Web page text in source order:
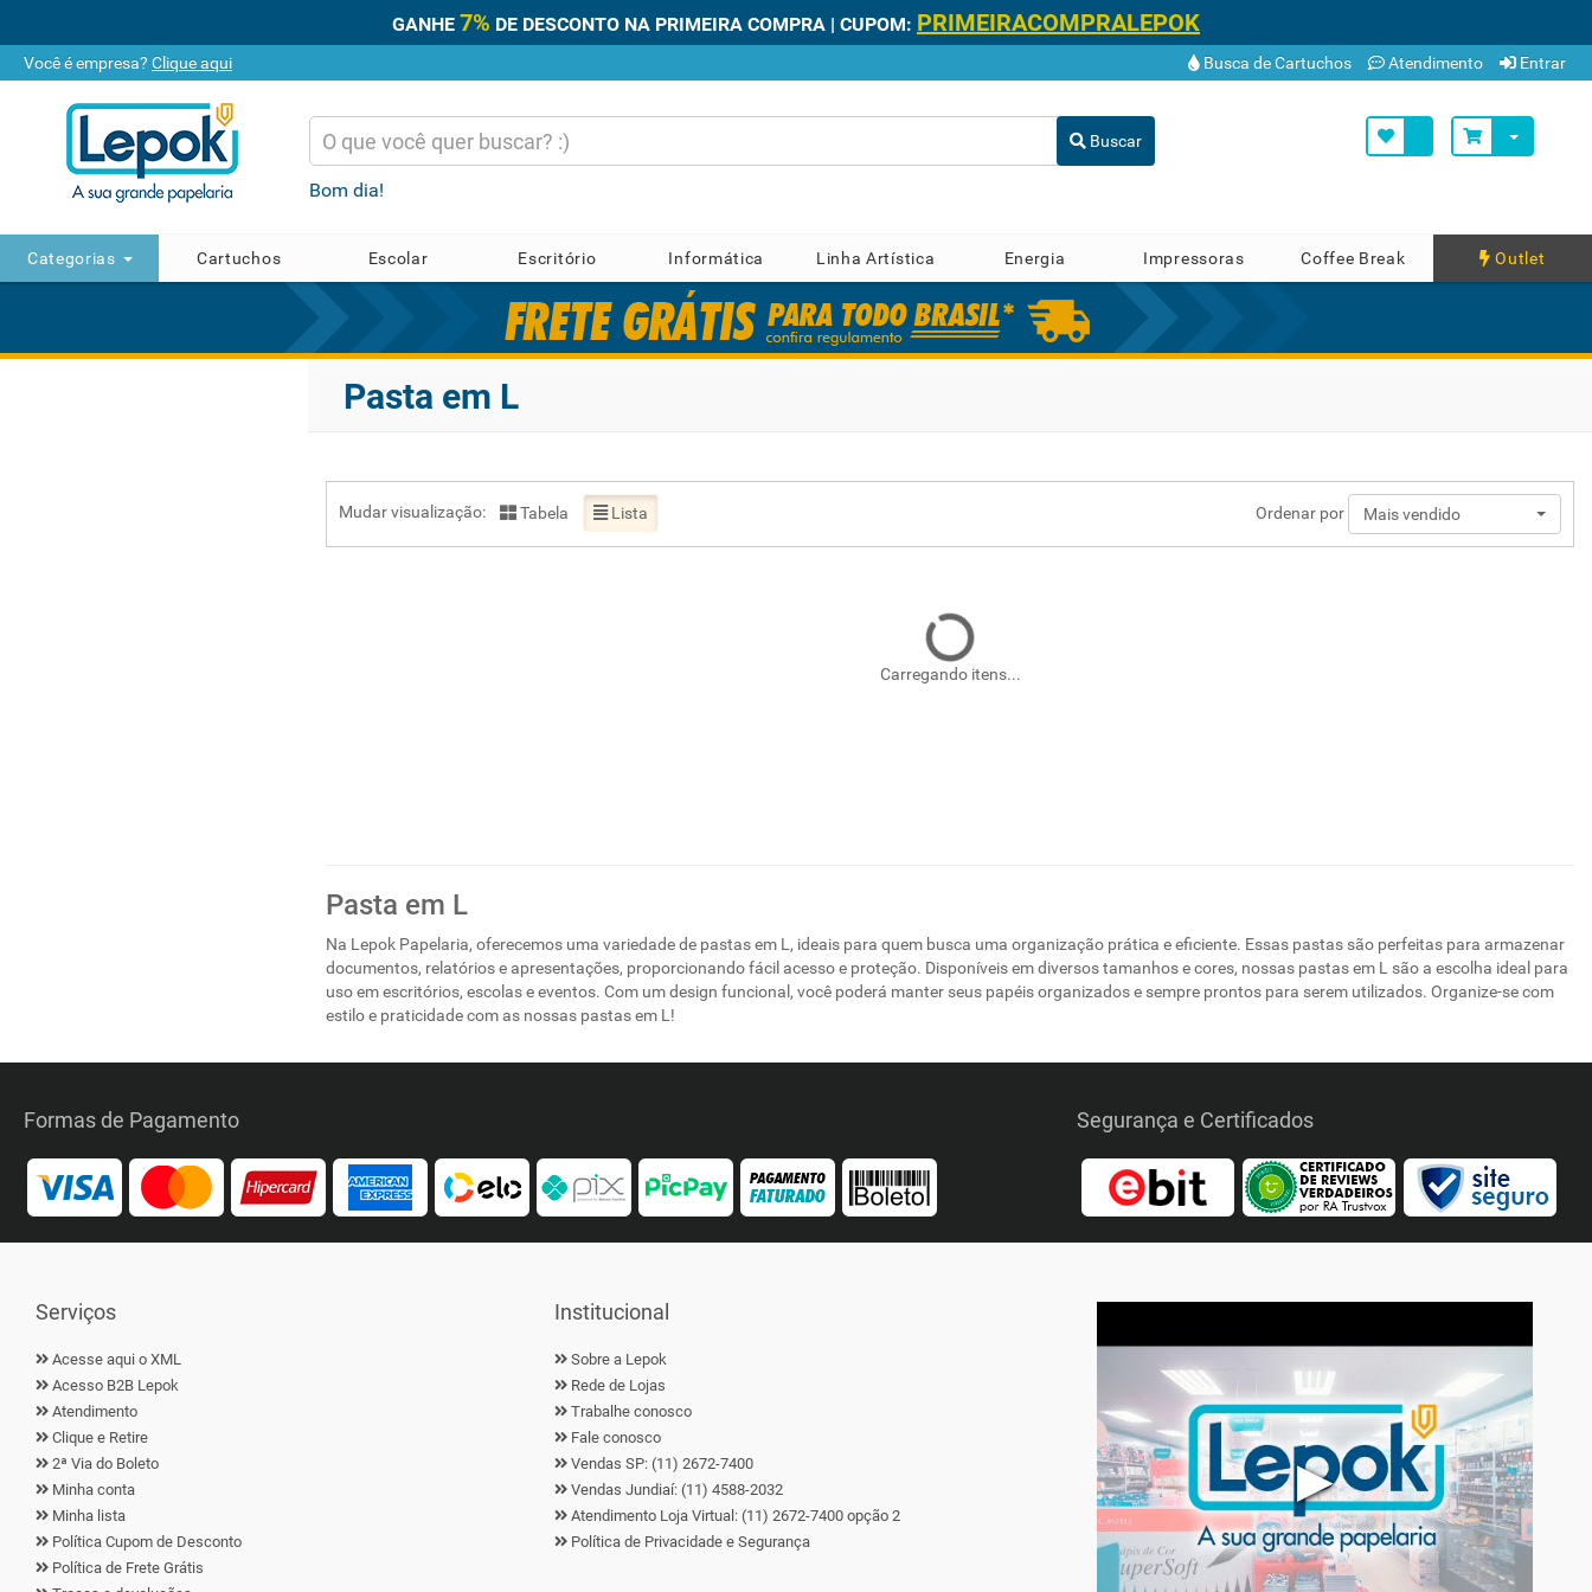
GANHE 7% DE DESCONTO NA PRIMEIRA COMPRA | CUPOM: PRIMEIRACOMPRALEPOK
Você é empresa? Clique aqui Busca de Cartuchos Atendimento Entrar
Buscar
Bom dia!
Categorias Cartuchos Escolar Escritório Informática Linha Artística Energia Impressoras Coffee Break Outlet
Pasta em L
Mudar visualização: Tabela Lista Ordenar por Mais vendido
Carregando itens...
Pasta em L
Na Lepok Papelaria, oferecemos uma variedade de pastas em L, ideais para quem busca uma organização prática e eficiente. Essas pastas são perfeitas para armazenar
documentos, relatórios e apresentações, proporcionando fácil acesso e proteção. Disponíveis em diversos tamanhos e cores, nossas pastas em L são a escolha ideal para
uso em escritórios, escolas e eventos. Com um design funcional, você poderá manter seus papéis organizados e sempre prontos para serem utilizados. Organize-se com
estilo e praticidade com as nossas pastas em L!
Formas de Pagamento Segurança e Certificados
Serviços
Acesse aqui o XML
Acesso B2B Lepok
Atendimento
Clique e Retire
2ª Via do Boleto
Minha conta
Minha lista
Política Cupom de Desconto
Política de Frete Grátis
Institucional
Sobre a Lepok
Rede de Lojas
Trabalhe conosco
Fale conosco
Vendas SP: (11) 2672-7400
Vendas Jundiaí: (11) 4588-2032
Atendimento Loja Virtual: (11) 2672-7400 opção 2
Política de Privacidade e Segurança
▶